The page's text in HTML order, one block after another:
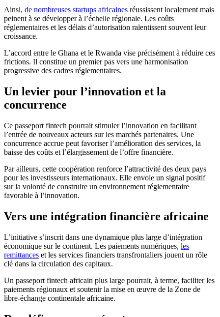
Ainsi, de nombreuses startups africaines réussissent localement mais
peinent à se développer à l’échelle régionale. Les coûts
réglementaires et les délais d’autorisation ralentissent souvent leur
croissance.
L’accord entre le Ghana et le Rwanda vise précisément à réduire ces
frictions. Il constitue un premier pas vers une harmonisation
progressive des cadres réglementaires.
Un levier pour l’innovation et la
concurrence
Ce passeport fintech pourrait stimuler l’innovation en facilitant
l’entrée de nouveaux acteurs sur les marchés partenaires. Une
concurrence accrue peut favoriser l’amélioration des services, la
baisse des coûts et l’élargissement de l’offre financière.
Par ailleurs, cette coopération renforce l’attractivité des deux pays
pour les investisseurs internationaux. Elle envoie un signal positif
sur la volonté de construire un environnement réglementaire
favorable à l’innovation.
Vers une intégration financière africaine
L’initiative s’inscrit dans une dynamique plus large d’intégration
économique sur le continent. Les paiements numériques, les
remittances et les services financiers transfrontaliers jouent un rôle
clé dans la circulation des capitaux.
Un passeport fintech africain plus large pourrait, à terme, faciliter les
paiements régionaux et soutenir la mise en œuvre de la Zone de
libre-échange continentale africaine.